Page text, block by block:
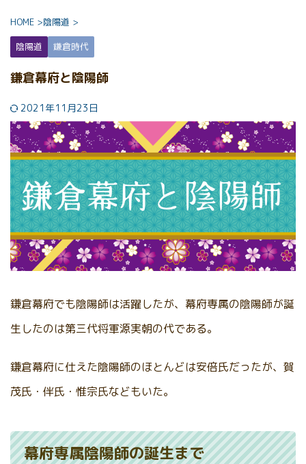
HOME >陰陽道 >
陰陽道
鎌倉時代
鎌倉幕府と陰陽師
2021年11月23日
鎌倉幕府でも陰陽師は活躍したが、幕府専属の陰陽師が誕
生したのは第三代将軍源実朝の代である。
鎌倉幕府に仕えた陰陽師のほとんどは安倍氏だったが、賀
茂氏・伴氏・惟宗氏などもいた。
幕府専属陰陽師の誕生まで